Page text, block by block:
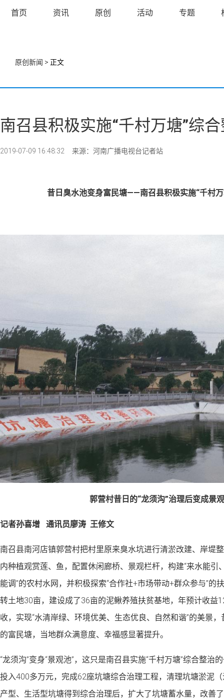
首页 资讯 原创 活动 专题
原创新闻 > 正文
南召县积极实施“千村万塘”综
2019-07-09 16:48:32 来源：河南广播电视台记者站
昔日臭水池变身富民塘——南召县积极实施“千村
郭营村昔日的“龙须沟”治理后变成景
记者孙喜增 通讯员廖涛 王修文
南召县南河店镇郭营村把村里原来臭水坑进行清淤改建、岸堤
内种植观赏莲、鱼，配置休闲廊桥、景观栏杆，构建“来水能引
能调”的农村水网，并积极探索“合作社+市场带动+群众参与”的
转土地30亩，建设成了36亩的泥鳅养殖扶贫基地，年预计收益
收，实现“水清岸绿、环境优美、生态优良、自然和谐”的美景
的富民塘，当地群众满意度、幸福感显著提升。
“龙须沟”变身“景观池”，这只是南召县实施“千村万塘”综合整治
投入400多万元，完成62座坑塘综合治理工程，清理坑塘淤泥
产型、生活型坑塘得到综合治理后，扩大了坑塘蓄水量，改善